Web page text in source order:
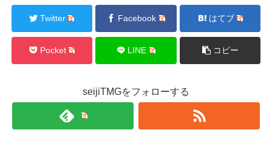
Twitter Facebook はてブ
Pocket LINE コピー
seijiTMGをフォローする